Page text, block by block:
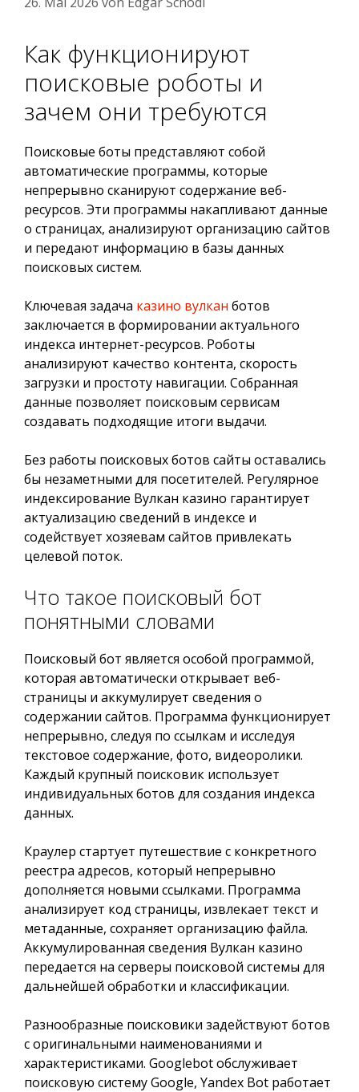
Как функционируют
поисковые роботы и
зачем они требуются
Поисковые боты представляют собой
автоматические программы, которые
непрерывно сканируют содержание веб-
ресурсов. Эти программы накапливают данные
о страницах, анализируют организацию сайтов
и передают информацию в базы данных
поисковых систем.
Ключевая задача казино вулкан ботов
заключается в формировании актуального
индекса интернет-ресурсов. Роботы
анализируют качество контента, скорость
загрузки и простоту навигации. Собранная
данные позволяет поисковым сервисам
создавать подходящие итоги выдачи.
Без работы поисковых ботов сайты оставались
бы незаметными для посетителей. Регулярное
индексирование Вулкан казино гарантирует
актуализацию сведений в индексе и
содействует хозяевам сайтов привлекать
целевой поток.
Что такое поисковый бот
понятными словами
Поисковый бот является особой программой,
которая автоматически открывает веб-
страницы и аккумулирует сведения о
содержании сайтов. Программа функционирует
непрерывно, следуя по ссылкам и исследуя
текстовое содержание, фото, видеоролики.
Каждый крупный поисковик использует
индивидуальных ботов для создания индекса
данных.
Краулер стартует путешествие с конкретного
реестра адресов, который непрерывно
дополняется новыми ссылками. Программа
анализирует код страницы, извлекает текст и
метаданные, сохраняет организацию файла.
Аккумулированная сведения Вулкан казино
передается на серверы поисковой системы для
дальнейшей обработки и классификации.
Разнообразные поисковики задействуют ботов
с оригинальными наименованиями и
характеристиками. Googlebot обслуживает
поисковую систему Google, Yandex Bot работает